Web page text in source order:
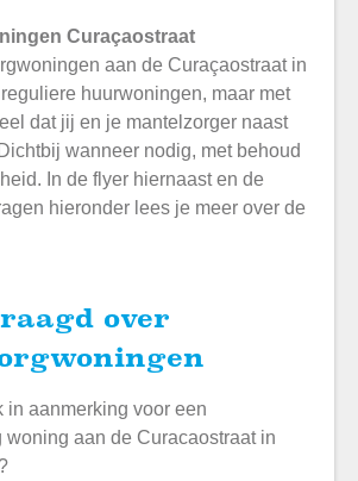
Curaçaostraat
aan de Curaçaostraat in
huurwoningen, maar met
dat jij en je mantelzorger naast
wanneer nodig, met behoud
In de flyer hiernaast en de
hieronder lees je meer over de
woning aan de Curacaostraat in